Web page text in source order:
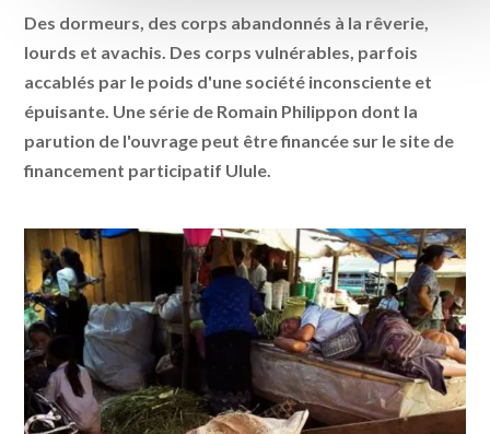
Des dormeurs, des corps abandonnés à la rêverie,
lourds et avachis. Des corps vulnérables, parfois
accablés par le poids d'une société inconsciente et
épuisante. Une série de Romain Philippon dont la
parution de l'ouvrage peut être financée sur le site de
financement participatif Ulule.